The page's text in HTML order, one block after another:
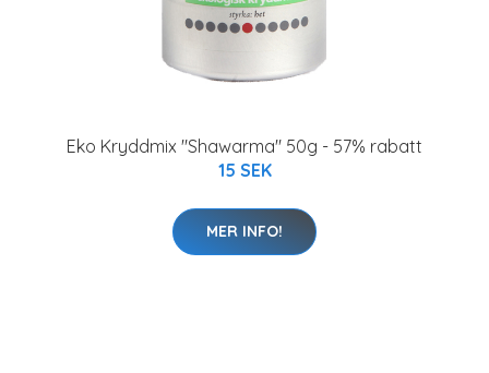
Eko Kryddmix "Shawarma" 50g - 57% rabatt
15 SEK
MER INFO!